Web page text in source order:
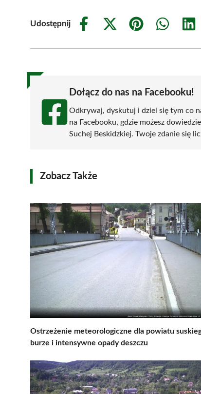
Udostępnij
Share
Share
(Twitter)
Share
Share
Dołącz do nas na Facebooku!
Odkrywaj, dyskutuj i dziel się tym co
na Facebooku, gdzie możesz
Suchej Beskidzkiej. Twoje zdanie się
Zobacz Także
Ostrzeżenie meteorologiczne dla powiatu
burze i intensywne opady deszczu